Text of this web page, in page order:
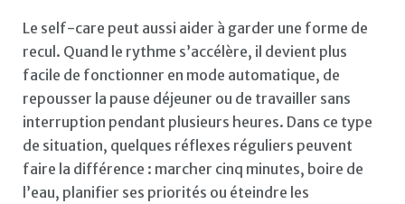
Le self-care peut aussi aider à garder une forme de
recul. Quand le rythme s’accélère, il devient plus
facile de fonctionner en mode automatique, de
repousser la pause déjeuner ou de travailler sans
interruption pendant plusieurs heures. Dans ce type
de situation, quelques réflexes réguliers peuvent
faire la différence : marcher cinq minutes, boire de
l’eau, planifier ses priorités ou éteindre les